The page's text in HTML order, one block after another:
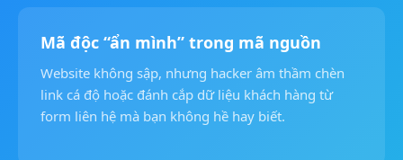
Mã độc “ẩn mình” trong mã nguồn
Website không sập, nhưng hacker âm thầm chèn
link cá độ hoặc đánh cắp dữ liệu khách hàng từ
form liên hệ mà bạn không hề hay biết.